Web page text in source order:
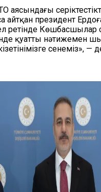
аясындағы
президент
ретінде Көшбасшылар
қуатты нәтижемен
сенеміз», —